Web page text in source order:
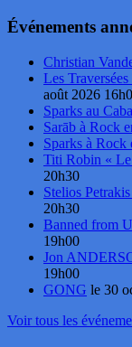
Événements
Christian
Les
août 2026
Sparks au
Sarāb à Rock
Sparks à Rock
Titi Robin « Le
20h30
Stelios
20h30
Banned from
19h00
Jon
19h00
GONG le 30
Voir tous les